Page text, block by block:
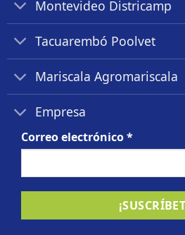
Montevideo Districamp
Tacuarembó Poolvet
Mariscala Agromariscala
Empresa
Correo electrónico*